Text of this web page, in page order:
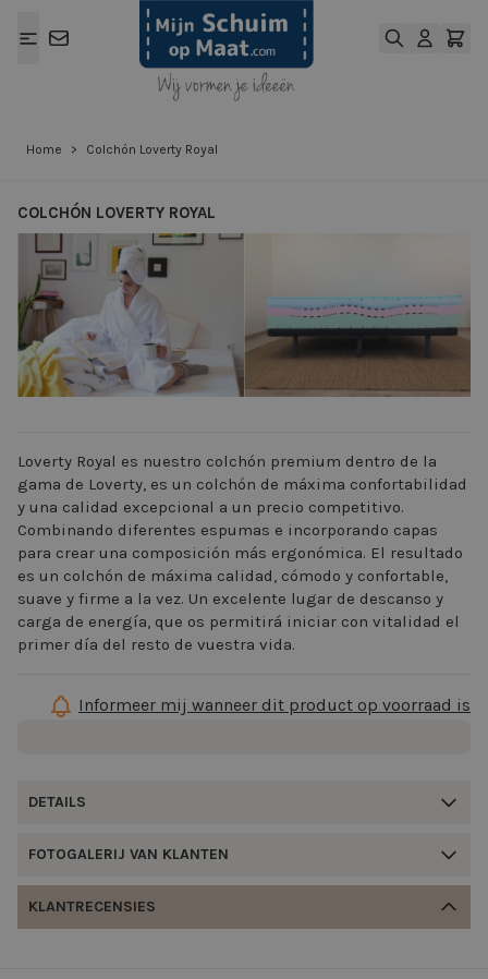
Home > Colchón Loverty Royal
COLCHÓN LOVERTY ROYAL
View larger image
Loverty Royal es nuestro colchón premium dentro de la
gama de Loverty, es un colchón de máxima confortabilidad
y una calidad excepcional a un precio competitivo.
Combinando diferentes espumas e incorporando capas
para crear una composición más ergonómica. El resultado
es un colchón de máxima calidad, cómodo y confortable,
suave y firme a la vez. Un excelente lugar de descanso y
carga de energía, que os permitirá iniciar con vitalidad el
primer día del resto de vuestra vida.
Informeer mij wanneer dit product op voorraad is
DETAILS
FOTOGALERIJ VAN KLANTEN
KLANTRECENSIES